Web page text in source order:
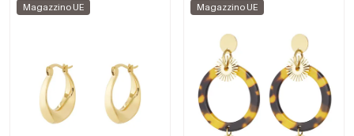
Magazzino UE Magazzino UE